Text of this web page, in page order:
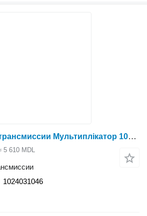
Другая запчасть трансмиссии Мультиплікатор 1024031046 для жатки зерновой Holmer
5 610 MDL
1024031046